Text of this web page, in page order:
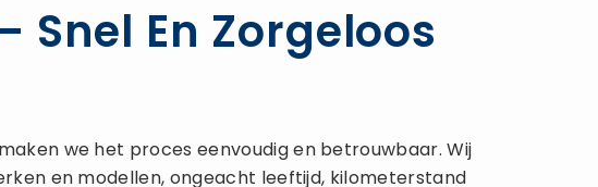
En Zorgeloos
we het proces eenvoudig en betrouwbaar. Wij
en modellen, ongeacht leeftijd, kilometerstand